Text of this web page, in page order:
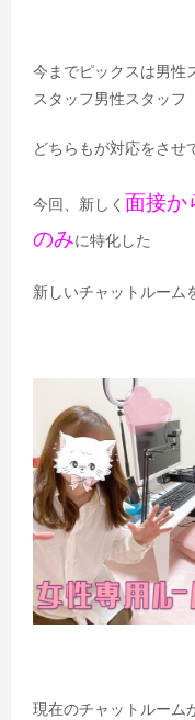
今までピックスは男性
スタッフ男性スタッフ
どちらもが対応をさせ
今回、新しく 面接か
のみに特化した
新しいチャットルー
現在のチャットルーム